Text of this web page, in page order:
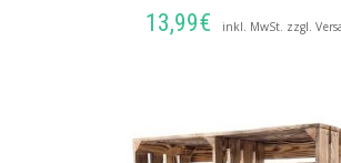
13,99€ inkl. MwSt. zzgl.